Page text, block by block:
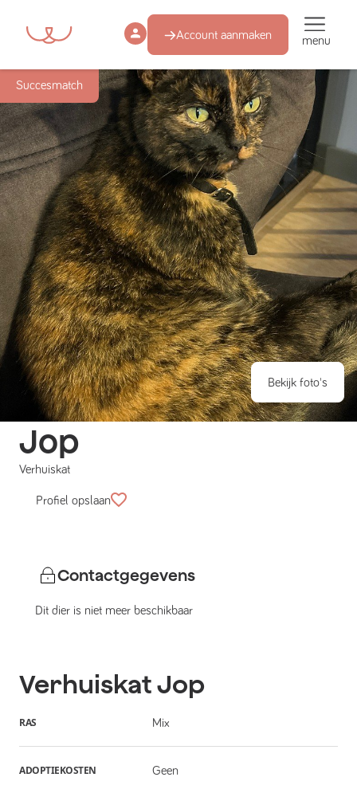
Account aanmaken menu
Succesmatch
Bekijk foto's
Jop
Verhuiskat
Profiel opslaan
Contactgegevens
Dit dier is niet meer beschikbaar
VerhuiskatJop
RAS Mix
ADOPTIEKOSTEN Geen